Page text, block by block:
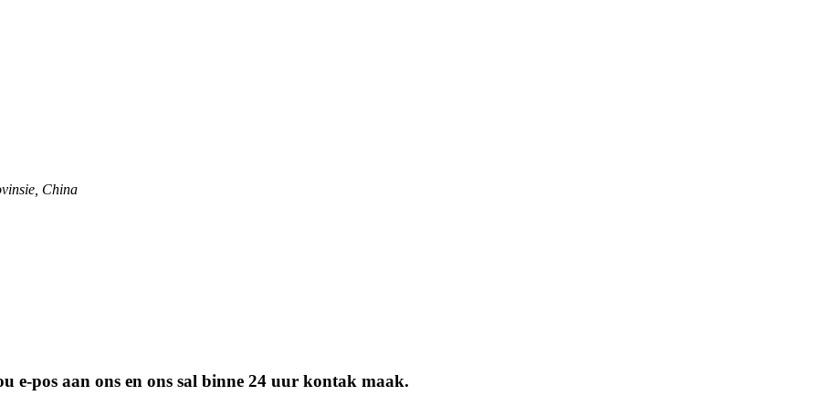
China
e-pos aan ons en ons sal binne 24 uur kontak maak.